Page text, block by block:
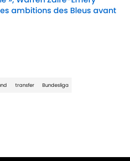
ambitions des Bleus avant
on Invalid Date
transfer Bundesliga